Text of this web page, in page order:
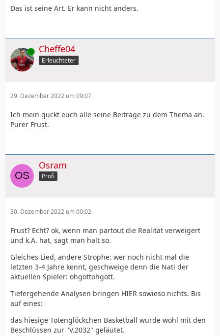
Das ist seine Art. Er kann nicht anders.
Online Cheffe04
Erleuchteter
29. Dezember 2022 um 09:07
Ich mein guckt euch alle seine Beiträge zu dem Thema an.
Purer Frust.
Osram
Profi
30. Dezember 2022 um 00:02
Frust? Echt? ok, wenn man partout die Realität verweigert
und k.A. hat, sagt man halt so.
Gleiches Lied, andere Strophe: wer noch nicht mal die
letzten 3-4 Jahre kennt, geschweige denn die Nati der
aktuellen Spieler: ohgottohgott.
Tiefergehende Analysen bringen HIER sowieso nichts. Bis
auf eines:
das hiesige Totenglöckchen Basketball wurde wohl mit den
Beschlüssen zur "V.2032" geläutet.